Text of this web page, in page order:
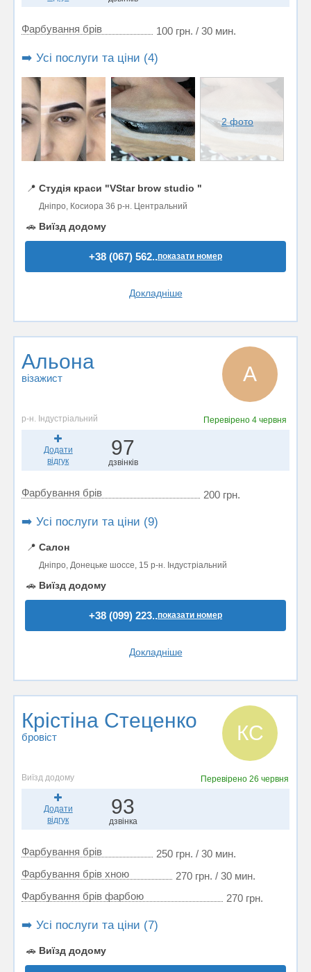
Фарбування брів 100 грн. / 30 мин.
➡️ Усі послуги та ціни (4)
2 фото
📍 Студія краси "VStar brow studio "
Дніпро, Косиора 36 р-н. Центральний
🚗 Виїзд додому
+38 (067) 562..показати номер
Докладніше
Альона
візажист А
р-н. Індустріальний Перевірено 4 червня
Додати
відгук
97
дзвінків
Фарбування брів 200 грн.
➡️ Усі послуги та ціни (9)
📍 Салон
Дніпро, Донецьке шоссе, 15 р-н. Індустріальний
🚗 Виїзд додому
+38 (099) 223..показати номер
Докладніше
Крістіна Стеценко
бровіст КС
Виїзд додому Перевірено26 червня
Додати
відгук
93
дзвінка
Фарбування брів
250 грн. / 30 мин.
Фарбування брів хною
270 грн. / 30 мин.
Фарбування брів фарбою
270 грн.
➡️ Усі послуги та ціни (7)
🚗 Виїзд додому